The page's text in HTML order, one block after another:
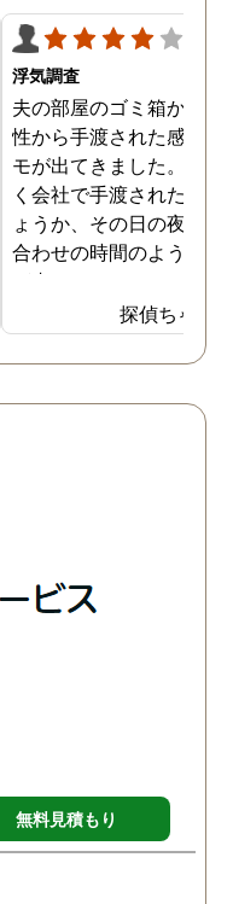
浮気調査
夫の部屋のゴミ箱から、
性から手渡された感じの
モが出てきました。おそ
く会社で手渡されたので
ょうか、その日の夜の待
合わせの時間のようなも
が書かれていました。こ
時になんとなく嫌な予感
したので、夫の身辺調査
会社での過ごし方を探偵
探偵に夫の会社の場所を
れました。調査の結果、
す。探偵の説明は全て調
報告書にも書かれており
写真を確認することもで
探偵ちゃん
無料見積もり